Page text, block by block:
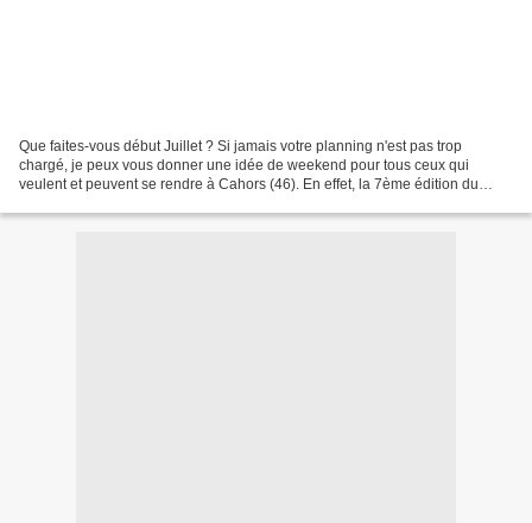
Que faites-vous début Juillet ? Si jamais votre planning n'est pas trop
chargé, je peux vous donner une idée de weekend pour tous ceux qui
veulent et peuvent se rendre à Cahors (46). En effet, la 7ème édition du